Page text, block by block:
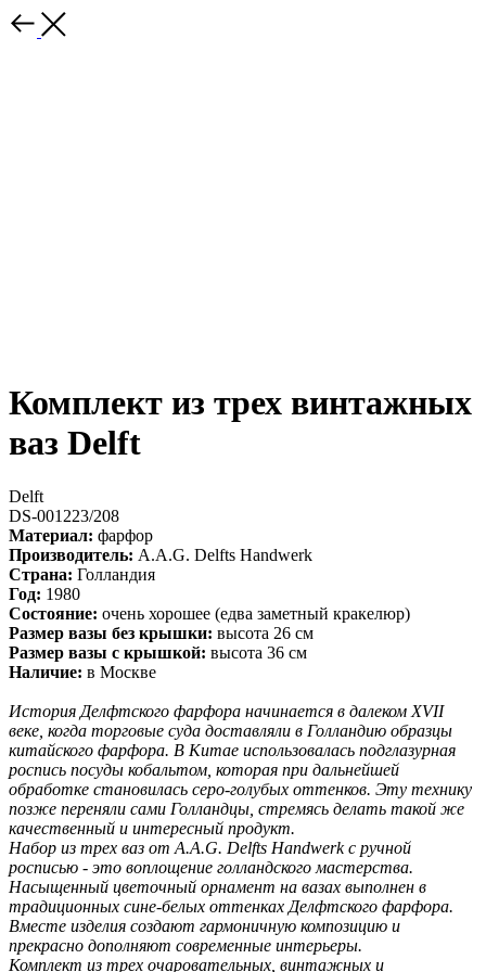
Комплект из трех винтажных
ваз Delft
Delft
DS-001223/208
Материал: фарфор
Производитель: A.A.G. Delfts Handwerk
Страна: Голландия
Год: 1980
Состояние: очень хорошее (едва заметный кракелюр)
Размер вазы без крышки: высота 26 см
Размер вазы с крышкой: высота 36 см
Наличие: в Москве
История Делфтского фарфора начинается в далеком XVII
веке, когда торговые суда доставляли в Голландию образцы
китайского фарфора. В Китае использовалась подглазурная
роспись посуды кобальтом, которая при дальнейшей
обработке становилась серо-голубых оттенков. Эту технику
позже переняли сами Голландцы, стремясь делать такой же
качественный и интересный продукт.
Набор из трех ваз от A.A.G. Delfts Handwerk с ручной
росписью - это воплощение голландского мастерства.
Насыщенный цветочный орнамент на вазах выполнен в
традиционных сине-белых оттенках Делфтского фарфора.
Вместе изделия создают гармоничную композицию и
прекрасно дополняют современные интерьеры.
Комплект из трех очаровательных, винтажных и